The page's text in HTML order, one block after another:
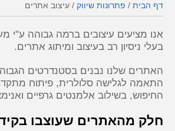
דף הבית / פתרונות שיווק / עיצוב אתרים
אנו מציעים עיצובים ברמה גבוהה ע"י
בעלי ניסיון רב בעיצוב ומיתוג אתרים.
האתרים שלנו נבנים בסטנדרטים
התאמה לגלישה סלולרית, פיתוח
החיפוש, בשילוב אלמנטים גרפיים
חלק מהאתרים שעוצבו